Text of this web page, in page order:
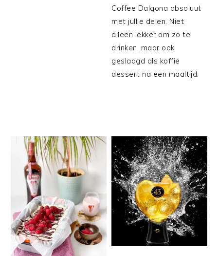
Coffee Dalgona absoluut
met jullie delen. Niet
alleen lekker om zo te
drinken, maar ook
geslaagd als koffie
dessert na een maaltijd.